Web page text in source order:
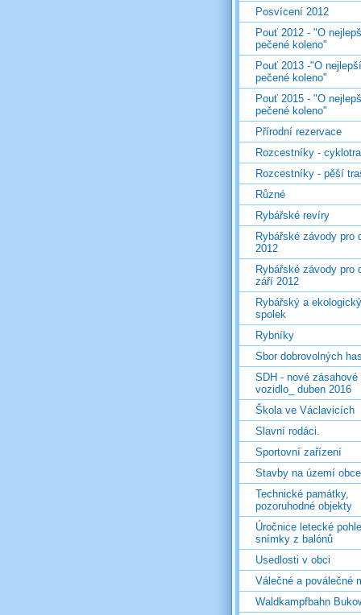
Posvícení 2012
Pouť 2012 - "O
pečené koleno"
Pouť 2013 -"O nejlepší
pečené koleno"
Pouť 2015 - "O
pečené koleno"
Přírodní rezervace
Rozcestníky -
Rozcestníky - pěší
Různé
Rybářské revíry
Rybářské závody pro
2012
Rybářské závody pro
září 2012
Rybářský a ekologický
spolek
Rybníky
Sbor dobrovolných
SDH - nové zásahové
vozidlo_ duben 2016
Škola ve Václavicích
Slavní rodáci.
Sportovní zařízení
Stavby na území obce
Technické památky,
pozoruhodné objekty
Úročnice letecké
snímky z balónů
Usedlosti v obci
Válečné a poválečné
Waldkampfbahn